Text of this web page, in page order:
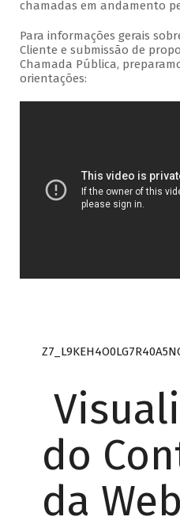
chamadas em andamento
Para informações gerais
Cliente e submissão de
Chamada Pública,
orientações:
do
da Web